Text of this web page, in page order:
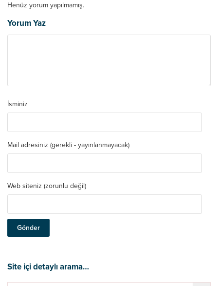
Henüz yorum yapılmamış.
Yorum Yaz
İsminiz
Mail adresiniz (gerekli - yayınlanmayacak)
Web siteniz (zorunlu değil)
Site içi detaylı arama…